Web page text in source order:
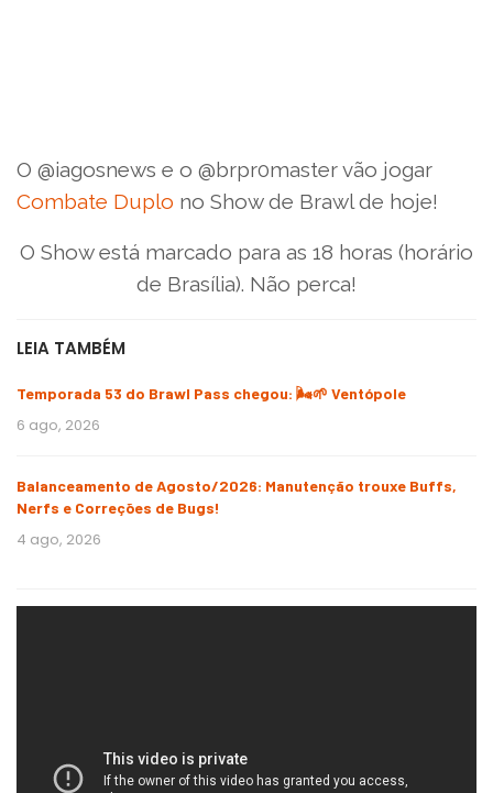
O @iagosnews e o @brpr0master vão jogar
Combate Duplo no Show de Brawl de hoje!
O Show está marcado para as 18 horas (horário
de Brasília). Não perca!
LEIA TAMBÉM
Temporada 53 do Brawl Pass chegou: 🌬️🌱 Ventópole
6 ago, 2026
Balanceamento de Agosto/2026: Manutenção trouxe Buffs,
Nerfs e Correções de Bugs!
4 ago, 2026